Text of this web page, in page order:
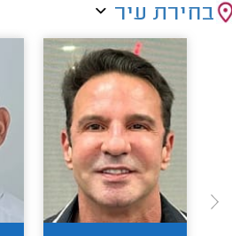
בחירת עיר